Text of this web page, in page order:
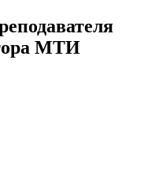
МТИ